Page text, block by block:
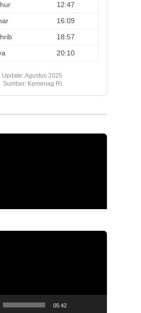
12:47
16:09
18:57
20:10
Update: Agustus 2025
Sumber: Kemenag RI
05:42